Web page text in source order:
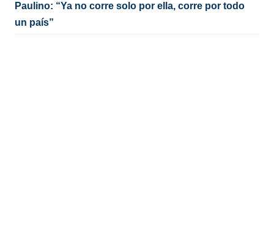
Paulino: “Ya no corre solo por ella, corre por todo
un país”